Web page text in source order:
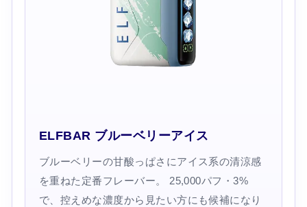
ELFBAR ブルーベリーアイス
ブルーベリーの甘酸っぱさにアイス系の清涼感
を重ねた定番フレーバー。 25,000パフ・3%
で、控えめな濃度から見たい方にも候補になり